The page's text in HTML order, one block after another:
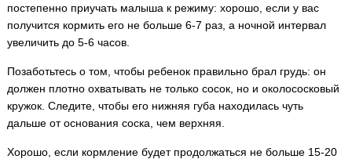
постепенно приучать малыша к режиму: хорошо, если у вас
получится кормить его не больше 6-7 раз, а ночной интервал
увеличить до 5-6 часов.
Позаботьтесь о том, чтобы ребенок правильно брал грудь: он
должен плотно охватывать не только сосок, но и околососковый
кружок. Следите, чтобы его нижняя губа находилась чуть
дальше от основания соска, чем верхняя.
Хорошо, если кормление будет продолжаться не больше 15-20